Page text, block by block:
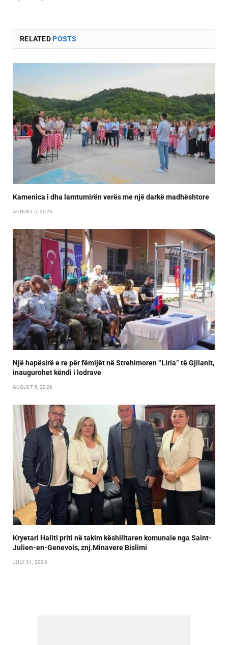
RELATEDPOSTS
Kamenica i dha lamtumirën verës me një darkë madhështore
AUGUST 5, 2026
Një hapësirë e re për fëmijët në Strehimoren “Liria” të Gjilanit,
inaugurohet këndi i lodrave
AUGUST 5, 2026
Kryetari Haliti priti në takim këshilltaren komunale nga Saint-
Julien-en-Genevois, znj.Minavere Bislimi
JULY 31, 2026